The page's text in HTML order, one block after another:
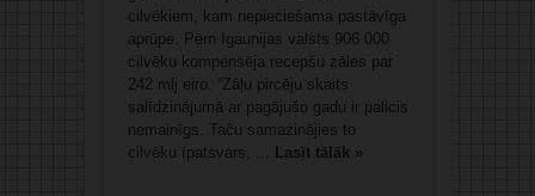
cilvēkiem, kam nepieciešama pastāvīga
aprūpe. Pērn Igaunijas valsts 906 000
cilvēku kompensēja recepšu zāles par
242 mlj eiro. “Zāļu pircēju skaits
salīdzinājumā ar pagājušo gadu ir palicis
nemainīgs. Taču samazinājies to
cilvēku īpatsvars, ... Lasīt tālāk »